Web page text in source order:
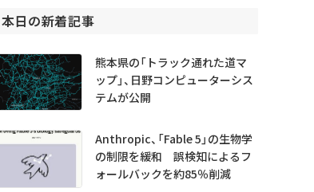
本日の新着記事
熊本県の「トラック通れた道マ
ップ」、日野コンピューターシス
テムが公開
Anthropic、「Fable 5」の生物学
の制限を緩和 誤検知によるフ
ォールバックを約85％削減